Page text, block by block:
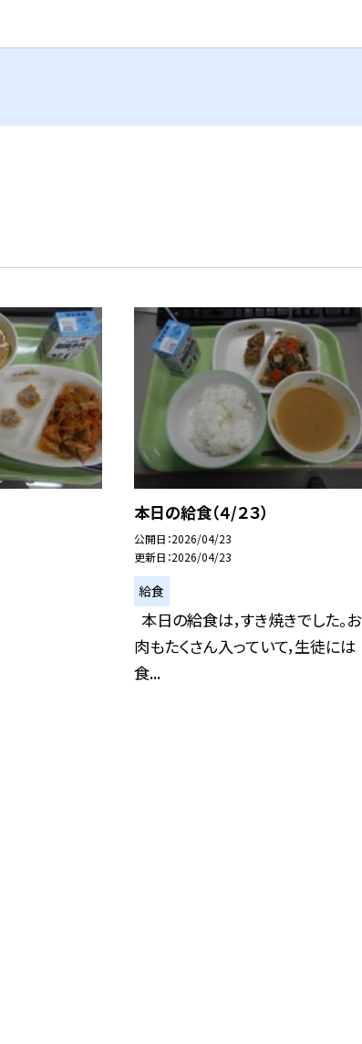
本日の給食（４/２３）
公開日 2026/04/23
更新日 2026/04/23
給食
本日の給食は，すき焼きでした。お
肉もたくさん入っていて，生徒には
食...